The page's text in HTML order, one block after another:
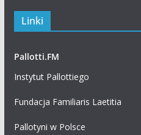
Linki
Pallotti.FM
Instytut Pallottiego
Fundacja Familiaris Laetitia
Pallotyni w Polsce